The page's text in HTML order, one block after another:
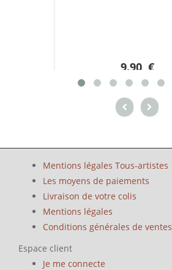
9.90 €
Mentions légales Tous-artistes
Les moyens de paiements
Livraison de votre colis
Mentions légales
Conditions générales de ventes
Espace client
Je me connecte